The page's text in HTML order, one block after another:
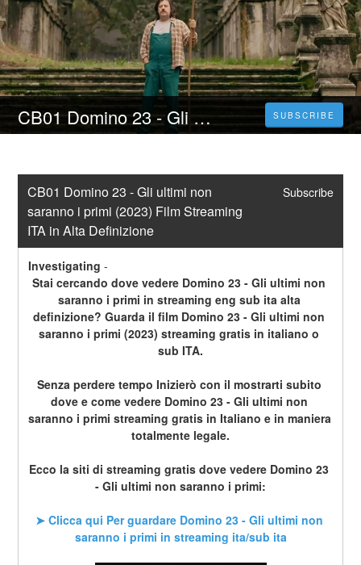
CB01 Domino 23 - Gli ultimi non saranno i primi (2023) Film Streaming ITA in Alta Definizione SUBSCRIBE
CB01 Domino 23 - Gli ultimi non
saranno i primi (2023) Film Streaming
ITA in Alta Definizione
Subscribe
Investigating -
Stai cercando dove vedere Domino 23 - Gli ultimi non
saranno i primi in streaming eng sub ita alta
definizione? Guarda il film Domino 23 - Gli ultimi non
saranno i primi (2023) streaming gratis in italiano o
sub ITA.
Senza perdere tempo Inizierò con il mostrarti subito
dove e come vedere Domino 23 - Gli ultimi non
saranno i primi streaming gratis in Italiano e in maniera
totalmente legale.
Ecco la siti di streaming gratis dove vedere Domino 23
- Gli ultimi non saranno i primi:
➤ Clicca qui Per guardare Domino 23 - Gli ultimi non
saranno i primi in streaming ita/sub ita